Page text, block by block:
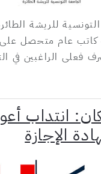
للريشة
كاتب عام متحصل على
فعلى الراغبين في
انتداب
الإجازة